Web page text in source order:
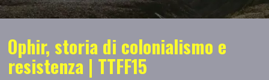
Ophir, storia di colonialismo e
resistenza | TTFF15